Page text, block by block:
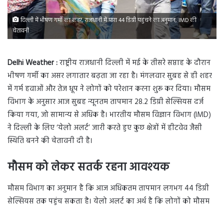
दिल्ली में भीषण गर्मी का कहर, राजधानी में पारा 44 डिग्री पहुंचने का अनुमान, IMD की
चेतावनी
Delhi Weather :राष्ट्रीय राजधानी दिल्ली में मई के तीसरे सप्ताह के दौरान
भीषण गर्मी का असर लगातार बढ़ता जा रहा है। मंगलवार सुबह से ही शहर
में गर्म हवाओं और तेज धूप ने लोगों को परेशान करना शुरू कर दिया। मौसम
विभाग के अनुसार आज सुबह न्यूनतम तापमान 28.2 डिग्री सेल्सियस दर्ज
किया गया, जो सामान्य से अधिक है। भारतीय मौसम विज्ञान विभाग (IMD)
ने दिल्ली के लिए ‘येलो अलर्ट’ जारी करते हुए कुछ क्षेत्रों में हीटवेव जैसी
स्थिति बनने की चेतावनी दी है।
मौसम को लेकर सतर्क रहना आवश्यक
मौसम विभाग का अनुमान है कि आज अधिकतम तापमान लगभग 44 डिग्री
सेल्सियस तक पहुंच सकता है। येलो अलर्ट का अर्थ है कि लोगों को मौसम